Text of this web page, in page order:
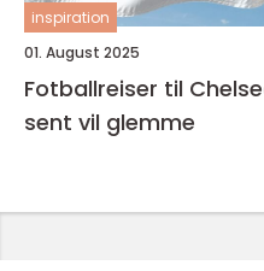
inspiration
01. August 2025
Fotballreiser til
sent vil glemme